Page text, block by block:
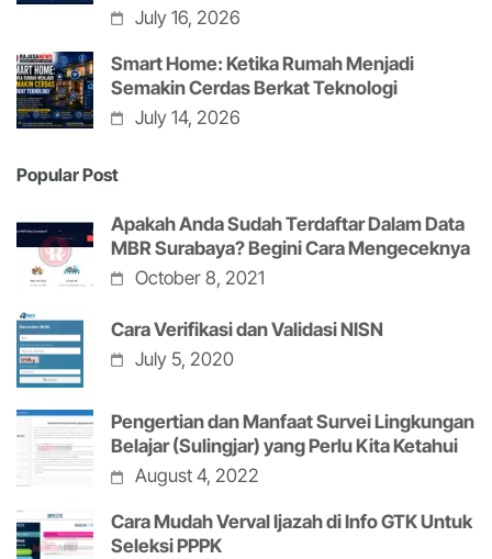
July 16, 2026
Smart Home: Ketika Rumah Menjadi
Semakin Cerdas Berkat Teknologi
July 14, 2026
Popular Post
Apakah Anda Sudah Terdaftar Dalam Data
MBR Surabaya? Begini Cara Mengeceknya
October 8, 2021
Cara Verifikasi dan Validasi NISN
July 5, 2020
Pengertian dan Manfaat Survei Lingkungan
Belajar (Sulingjar) yang Perlu Kita Ketahui
August 4, 2022
Cara Mudah Verval Ijazah di Info GTK Untuk
Seleksi PPPK